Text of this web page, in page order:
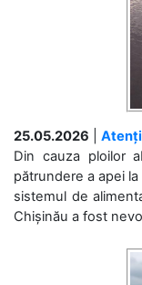
25.05.2026
Din cauza ploilor
pătrundere a apei
sistemul de
Chișinău a fost